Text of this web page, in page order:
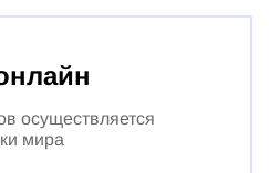
осуществляется
мира